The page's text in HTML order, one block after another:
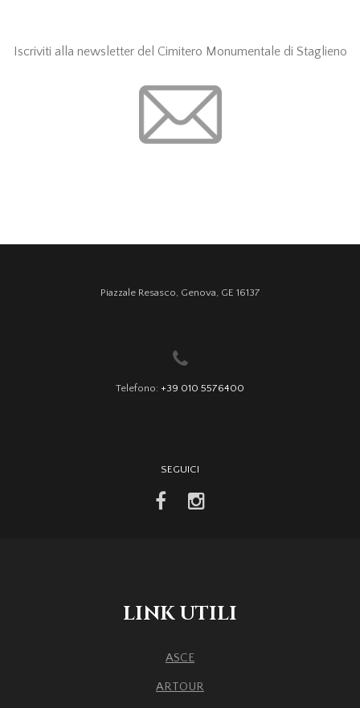
Iscriviti alla newsletter del Cimitero Monumentale di Staglieno
Piazzale Resasco, Genova, GE 16137
Telefono: +39 010 5576400
SEGUICI
facebookinstagram
LINK UTILI
ASCE
ARTOUR